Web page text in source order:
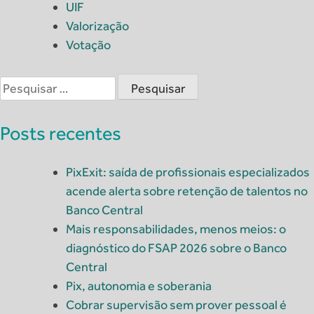
UIF
Valorização
Votação
Pesquisar
por:
Posts recentes
PixExit: saída de profissionais especializados
acende alerta sobre retenção de talentos no
Banco Central
Mais responsabilidades, menos meios: o
diagnóstico do FSAP 2026 sobre o Banco
Central
Pix, autonomia e soberania
Cobrar supervisão sem prover pessoal é